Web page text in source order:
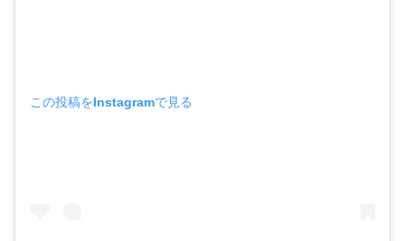
この投稿をInstagramで見る